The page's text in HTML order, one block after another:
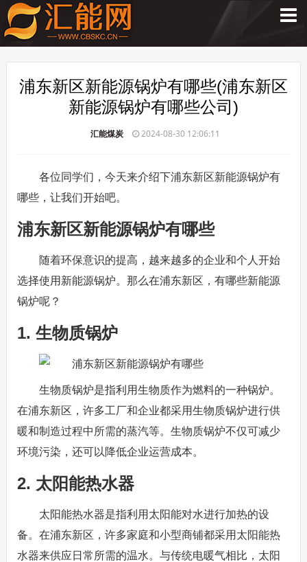
浦东新区新能源锅炉有哪些(浦东新区
新能源锅炉有哪些公司)
汇能煤炭 2024-08-30 12:06:11
各位同学们，今天来介绍下浦东新区新能源锅炉有
哪些，让我们开始吧。
浦东新区新能源锅炉有哪些
随着环保意识的提高，越来越多的企业和个人开始
选择使用新能源锅炉。那么在浦东新区，有哪些新能源
锅炉呢？
1. 生物质锅炉
生物质锅炉是指利用生物质作为燃料的一种锅炉。
在浦东新区，许多工厂和企业都采用生物质锅炉进行供
暖和制造过程中所需的蒸汽等。生物质锅炉不仅可减少
环境污染，还可以降低企业运营成本。
2. 太阳能热水器
太阳能热水器是指利用太阳能对水进行加热的设
备。在浦东新区，许多家庭和小型商铺都采用太阳能热
水器来供应日常所需的温水。与传统电暖气相比，太阳